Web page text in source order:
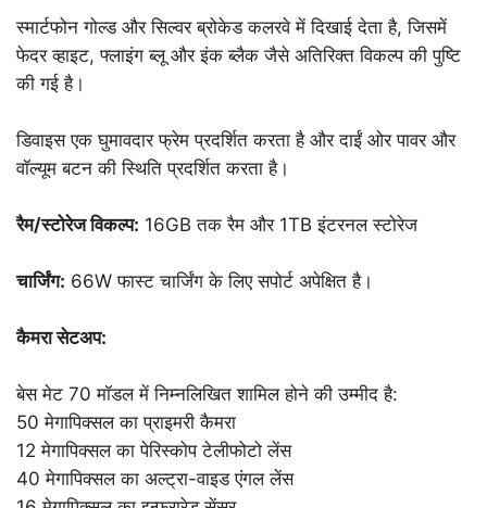
स्मार्टफोन गोल्ड और सिल्वर ब्रोकेड कलरवे में दिखाई देता है, जिसमें
फेदर व्हाइट, फ्लाइंग ब्लू और इंक ब्लैक जैसे अतिरिक्त विकल्प की पुष्टि
की गई है।
डिवाइस एक घुमावदार फ्रेम प्रदर्शित करता है और दाईं ओर पावर और
वॉल्यूम बटन की स्थिति प्रदर्शित करता है।
रैम/स्टोरेज विकल्प: 16GB तक रैम और 1TB इंटरनल स्टोरेज
चार्जिंग: 66W फास्ट चार्जिंग के लिए सपोर्ट अपेक्षित है।
कैमरा सेटअप:
बेस मेट 70 मॉडल में निम्नलिखित शामिल होने की उम्मीद है:
50 मेगापिक्सल का प्राइमरी कैमरा
12 मेगापिक्सल का पेरिस्कोप टेलीफोटो लेंस
40 मेगापिक्सल का अल्ट्रा-वाइड एंगल लेंस